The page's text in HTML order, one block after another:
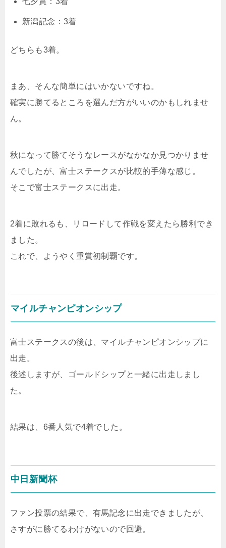
新潟記念：3着
どちらも3着。
まあ、そんな簡単にはいかないですね。
確実に勝てるところを選んだ方がいいのかもしれませ
ん。
秋になって勝てそうなレースがなかなか見つかりませ
んでしたが、富士ステークスが比較的手薄な感じ。
そこで富士ステークスに出走。
2着に敗れるも、リロードして作戦を変えたら勝利でき
ました。
これで、ようやく重賞初制覇です。
マイルチャンピオンシップ
富士ステークスの後は、マイルチャンピオンシップに
出走。
後述しますが、ゴールドシップと一緒に出走しまし
た。
結果は、6番人気で4着でした。
中日新聞杯
ファン投票の結果で、有馬記念に出走できましたが、
さすがに勝てるわけがないので回避。